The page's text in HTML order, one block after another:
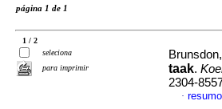
página 1 de 1
1 / 2
seleciona
para imprimir
taak.
2304-
·